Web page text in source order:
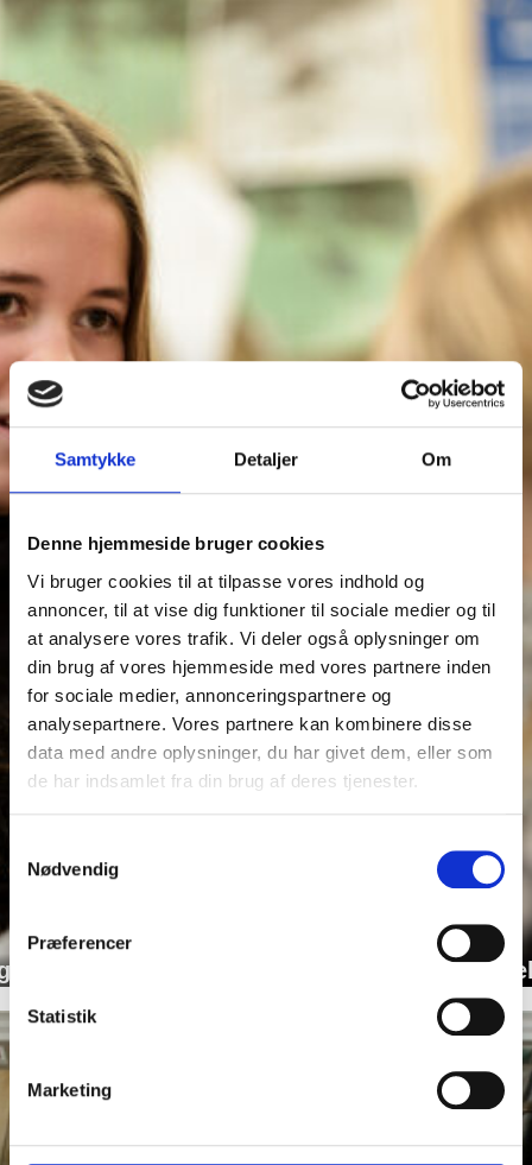
Samtykke Detaljer Om
Denne hjemmeside bruger cookies
Vi bruger cookies til at tilpasse vores indhold og
annoncer, til at vise dig funktioner til sociale medier og til
at analysere vores trafik. Vi deler også oplysninger om
din brug af vores hjemmeside med vores partnere inden
for sociale medier, annonceringspartnere og
analysepartnere. Vores partnere kan kombinere disse
data med andre oplysninger, du har givet dem, eller som
de har indsamlet fra din brug af deres tjenester.
Nødvendig
Præferencer
Statistik
Marketing
omstridt historie mellem ydre og indre